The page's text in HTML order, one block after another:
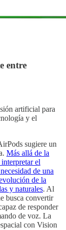
entre
artificial para
y el
sugiere un
Más allá de la
el
de una
de la
y naturales. Al
busca convertir
de responder
de voz. La
con Vision